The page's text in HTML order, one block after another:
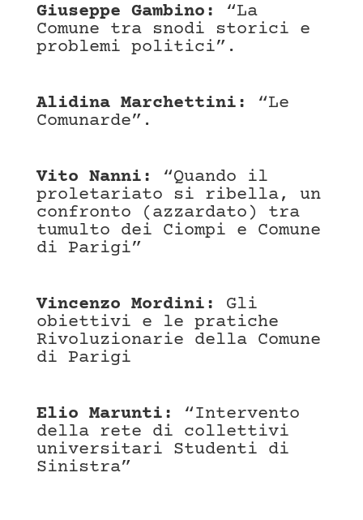
Giuseppe Gambino: “La
Comune tra snodi storici e
problemi politici”.
Alidina Marchettini: “Le
Comunarde”.
Vito Nanni: “Quando il
proletariato si ribella, un
confronto (azzardato) tra
tumulto dei Ciompi e Comune
di Parigi”
Vincenzo Mordini: Gli
obiettivi e le pratiche
Rivoluzionarie della Comune
di Parigi
Elio Marunti: “Intervento
della rete di collettivi
universitari Studenti di
Sinistra”